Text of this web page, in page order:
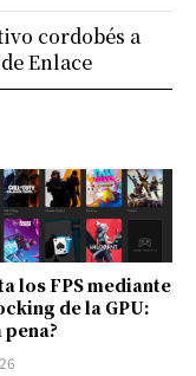
los FPS mediante
de la GPU:
pena?
cordobés a
Enlace